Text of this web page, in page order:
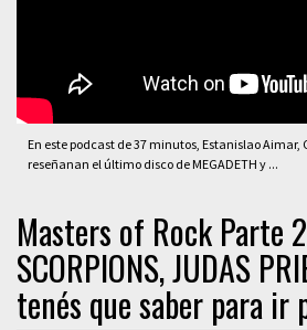
En este podcast de 37 minutos, Estanislao Aimar,
reseñanan el último disco de MEGADETH y ...
Masters of Rock Parte
SCORPIONS, JUDAS
tenés que saber para ir